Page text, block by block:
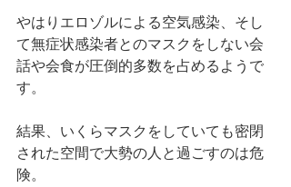
やはりエロゾルによる空気感染、そし
て無症状感染者とのマスクをしない会
話や会食が圧倒的多数を占めるようで
す。
結果、いくらマスクをしていても密閉
された空間で大勢の人と過ごすのは危
険。